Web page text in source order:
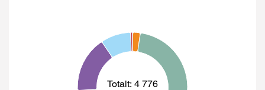
Totalt: 4 776